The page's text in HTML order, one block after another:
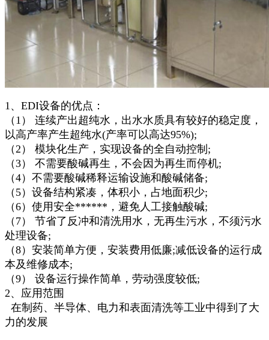
1、EDI设备的优点：
（1） 连续产出超纯水，出水水质具有较好的稳定度，
以高产率产生超纯水(产率可以高达95%);
（2） 模块化生产，实现设备的全自动控制;
（3） 不需要酸碱再生，不会因为再生而停机;
（4）不需要酸碱稀释运输设施和酸碱储备;
（5）设备结构紧凑，体积小，占地面积少;
（6）使用安全******，避免人工接触酸碱;
（7） 节省了反冲和清洗用水，无再生污水，不须污水
处理设备;
（8）安装简单方便，安装费用低廉;减低设备的运行成
本及维修成本;
（9） 设备运行操作简单，劳动强度较低;
2、应用范围
在制药、半导体、电力和表面清洗等工业中得到了大
力的发展